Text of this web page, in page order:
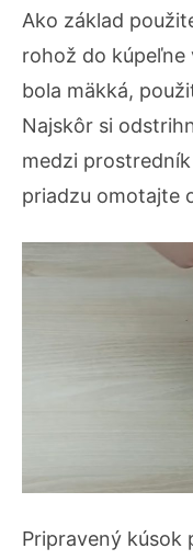
Ako základ
rohož do
bola mäkká,
Najskôr si
medzi
priadzu omotajte
Pripravený kúsok